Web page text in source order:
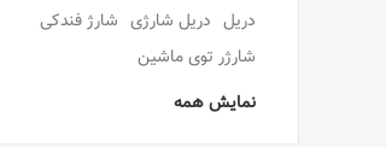
دریل دریل شارژی شارژ فندکی
شارژر توی ماشین
نمایش همه